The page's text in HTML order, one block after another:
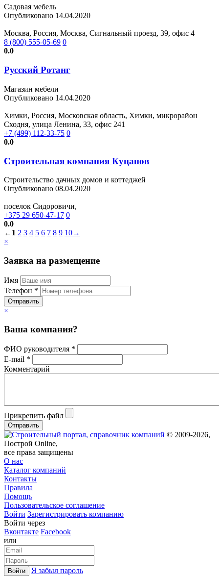
Садовая мебель
Опубликовано 14.04.2020
Москва, Россия, Москва, Сигнальный проезд, 39, офис 4
8 (800) 555-05-69 0
0.0
Русский Ротанг
Магазин мебели
Опубликовано 14.04.2020
Химки, Россия, Московская область, Химки, микрорайон
Сходня, улица Ленина, 33, офис 241
+7 (499) 112-33-75 0
0.0
Строительная компания Куцанов
Строительство дачных домов и коттеджей
Опубликовано 08.04.2020
поселок Сидоровичи,
+375 29 650-47-17 0
0.0
← 1 2 3 4 5 6 7 8 9 10→
×
Заявка на размещение
Имя
Телефон *
Отправить
×
Ваша компания?
ФИО руководителя *
E-mail *
Комментарий
Прикрепить файл
Отправить
© 2009-2026,
Построй Online,
все права защищены
О нас
Каталог компаний
Контакты
Правила
Помощь
Пользовательское соглашение
Войти Зарегистрировать компанию
Войти через
Вконтакте Facebook
или
Войти
Я забыл пароль